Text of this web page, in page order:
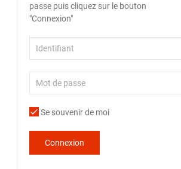
passe puis cliquez sur le bouton
"Connexion"
Se souvenir de moi
Connexion